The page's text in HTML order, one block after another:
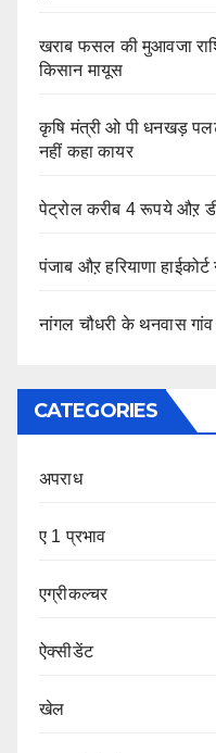
खराब फसल की मुआवजा
किसान मायूस
कृषि मंत्री ओ पी धनखड़
नहीं कहा कायर
पेट्रोल करीब 4 रूपये औऱ
पंजाब औऱ हरियाणा
नांगल चौधरी के थनवास
CATEGORIES
अपराध
ए 1 प्रभाव
एग्रीकल्चर
ऐक्सीडेंट
खेल